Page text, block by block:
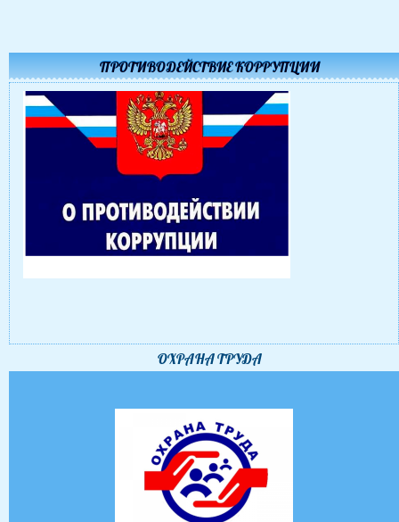
ПРОТИВОДЕЙСТВИЕ КОРРУПЦИИ
ОХРАНА ТРУДА